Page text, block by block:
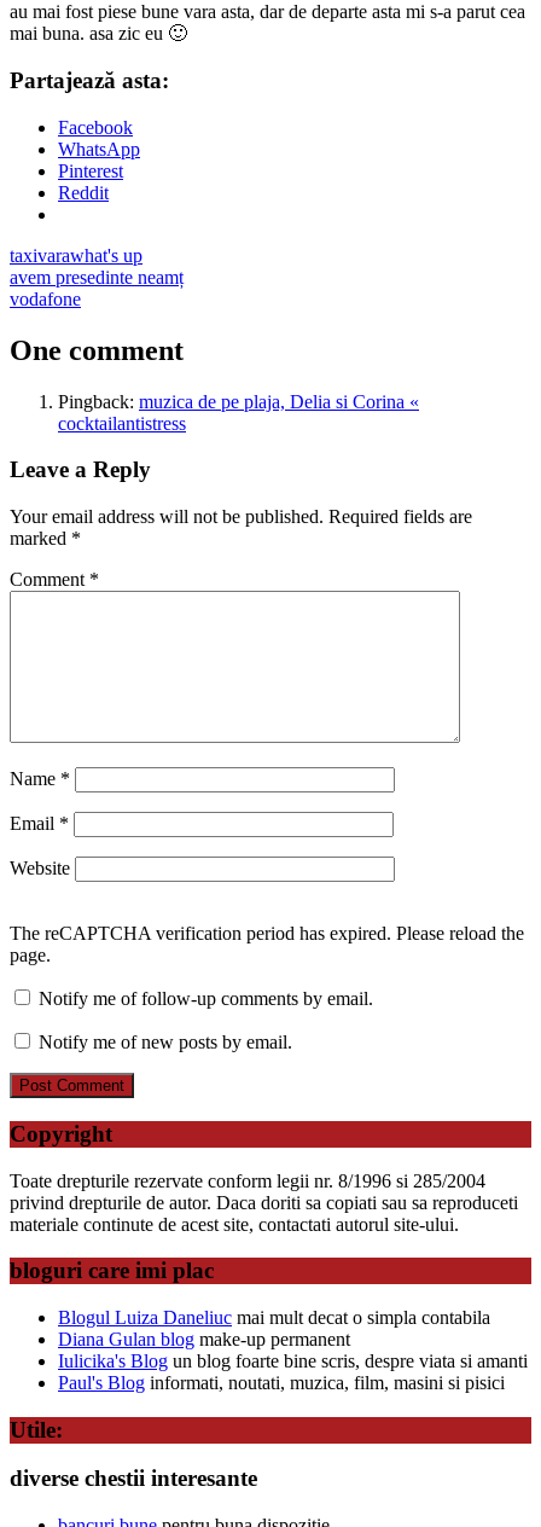
au mai fost piese bune vara asta, dar de departe asta mi s-a parut cea
mai buna. asa zic eu 🙂
Partajează asta:
Facebook
WhatsApp
Pinterest
Reddit
taxivarawhat's up
Post
navigation
Previous
Post:
avem presedinte neamț
Next
vodafone
One comment
Pingback: muzica de pe plaja, Delia si Corina «
cocktailantistress
Leave a Reply
Your email address will not be published. Required fields are
marked *
Comment *
Name *
Email *
Website
The reCAPTCHA verification period has expired. Please reload the
page.
Notify me of follow-up comments by email.
Notify me of new posts by email.
Copyright
Toate drepturile rezervate conform legii nr. 8/1996 si 285/2004
privind drepturile de autor. Daca doriti sa copiati sau sa reproduceti
materiale continute de acest site, contactati autorul site-ului.
bloguri care imi plac
Blogul Luiza Daneliuc mai mult decat o simpla contabila
Diana Gulan blog make-up permanent
Iulicika's Blog un blog foarte bine scris, despre viata si amanti
Paul's Blog informati, noutati, muzica, film, masini si pisici
Utile:
diverse chestii interesante